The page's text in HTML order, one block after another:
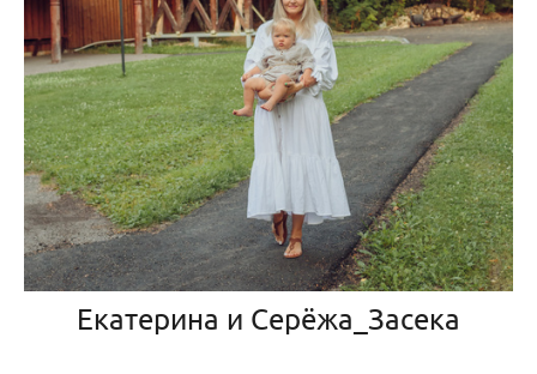
Екатерина и Серёжа_Засека